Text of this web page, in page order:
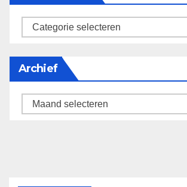
categorieën
Archief
Archief